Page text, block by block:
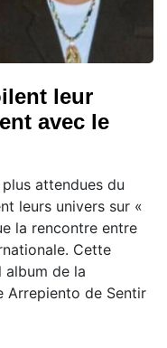
leur
avec le
plus attendues du
leurs univers sur «
la rencontre entre
Cette
de la
Arrepiento de Sentir